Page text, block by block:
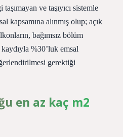
ve taşıyıcı sistemle
kapsamına alınmış olup; açık
bağımsız bölüm
%30’luk emsal
gerektiği
en az kaç m2